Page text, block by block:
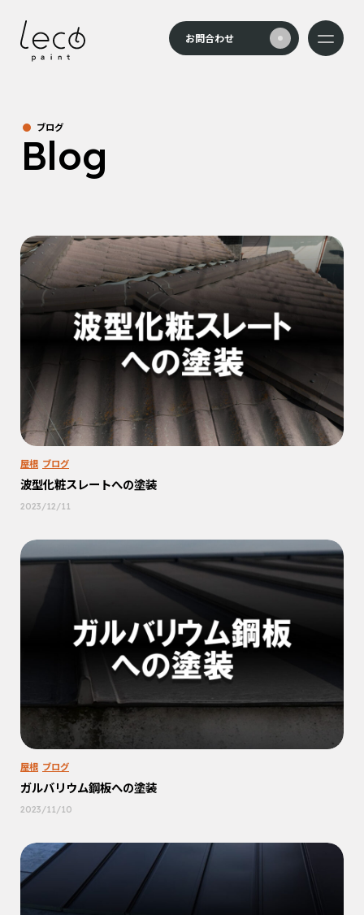
メニュ
お問合わせ
ブログ
Blog
屋根 ブログ
波型化粧スレートへの塗装
2023/12/11
屋根 ブログ
ガルバリウム鋼板への塗装
2023/11/10